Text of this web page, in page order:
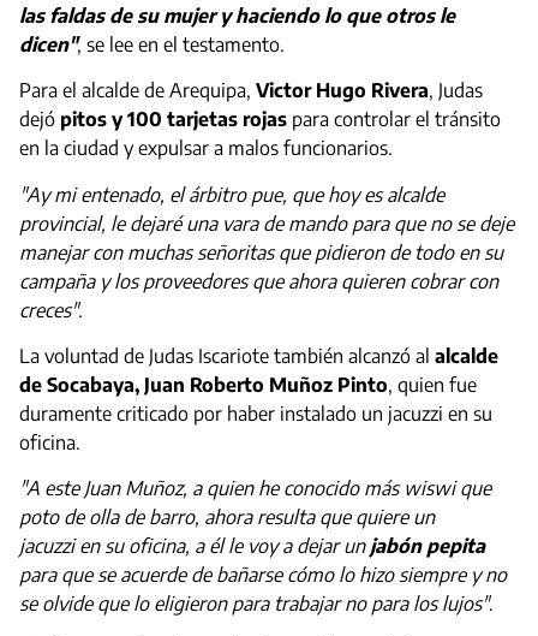
las faldas de su mujer y haciendo lo que otros le
dicen", se lee en el testamento.
Para el alcalde de Arequipa, Victor Hugo Rivera, Judas
dejó pitos y 100 tarjetas rojas para controlar el tránsito
en la ciudad y expulsar a malos funcionarios.
"Ay mi entenado, el árbitro pue, que hoy es alcalde
provincial, le dejaré una vara de mando para que no se deje
manejar con muchas señoritas que pidieron de todo en su
campaña y los proveedores que ahora quieren cobrar con
creces".
La voluntad de Judas Iscariote también alcanzó al alcalde
de Socabaya, Juan Roberto Muñoz Pinto, quien fue
duramente criticado por haber instalado un jacuzzi en su
oficina.
"A este Juan Muñoz, a quien he conocido más wiswi que
poto de olla de barro, ahora resulta que quiere un
jacuzzi en su oficina, a él le voy a dejar unjabón pepita
para que se acuerde de bañarse cómo lo hizo siempre y no
se olvide que lo eligieron para trabajar no para los lujos".